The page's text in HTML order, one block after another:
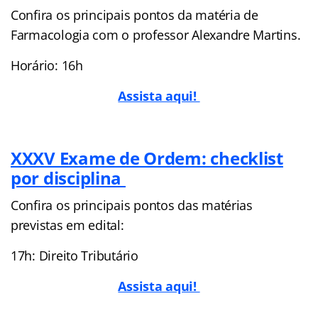
Confira os principais pontos da matéria de
Farmacologia com o professor Alexandre Martins.
Horário: 16h
Assista aqui!
XXXV Exame de Ordem: checklist
por disciplina
Confira os principais pontos das matérias
previstas em edital:
17h: Direito Tributário
Assista aqui!